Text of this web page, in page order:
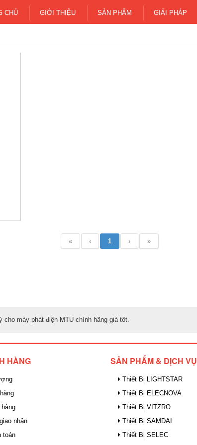
CHỦ GIỚI THIỆU SẢN PHẨM GIẢI PHÁP
« ‹ 1 › »
máy phát điện MTU chính hãng giá tôt.
HÀNG
nhận
toán
SẢN PHẨM & DỊCH VỤ
Thiết Bị LIGHTSTAR
Thiết Bị ELECNOVA
Thiết Bị VITZRO
Thiết Bị SAMDAI
Thiết Bị SELEC